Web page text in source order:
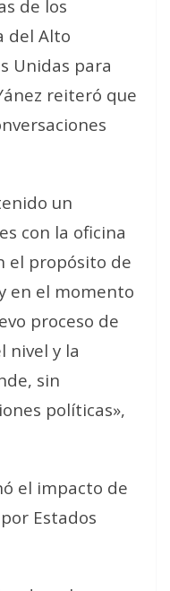
de los
del Alto
Unidas para
reiteró que
un
con la oficina
el propósito de
en el momento
proceso de
nivel y la
sin
políticas»,
el impacto de
Estados